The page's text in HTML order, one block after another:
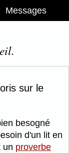
Messages
sur le
besogné
d'un lit en
un proverbe